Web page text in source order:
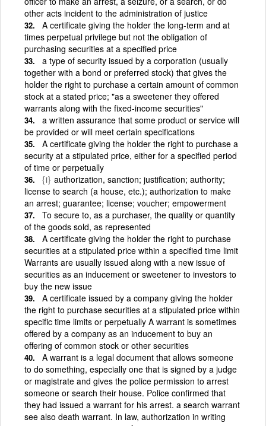
other acts incident to the administration of justice
A certificate giving the holder the long-term and at
times perpetual privilege but not the obligation of
purchasing securities at a specified price
a type of security issued by a corporation (usually
together with a bond or preferred stock) that gives the
holder the right to purchase a certain amount of common
stock at a stated price; "as a sweetener they offered
warrants along with the fixed-income securities"
a written assurance that some product or service will
be provided or will meet certain specifications
A certificate giving the holder the right to purchase a
security at a stipulated price, either for a specified period
of time or perpetually
{i} authorization, sanction; justification; authority;
license to search (a house, etc.); authorization to make
an arrest; guarantee; license; voucher; empowerment
To secure to, as a purchaser, the quality or quantity
of the goods sold, as represented
A certificate giving the holder the right to purchase
securities at a stipulated price within a specified time limit
Warrants are usually issued along with a new issue of
securities as an inducement or sweetener to investors to
buy the new issue
A certificate issued by a company giving the holder
the right to purchase securities at a stipulated price within
specific time limits or perpetually A warrant is sometimes
offered by a company as an inducement to buy an
offering of common stock or other securities
A warrant is a legal document that allows someone
to do something, especially one that is signed by a judge
or magistrate and gives the police permission to arrest
someone or search their house. Police confirmed that
they had issued a warrant for his arrest. a search warrant
see also death warrant. In law, authorization in writing